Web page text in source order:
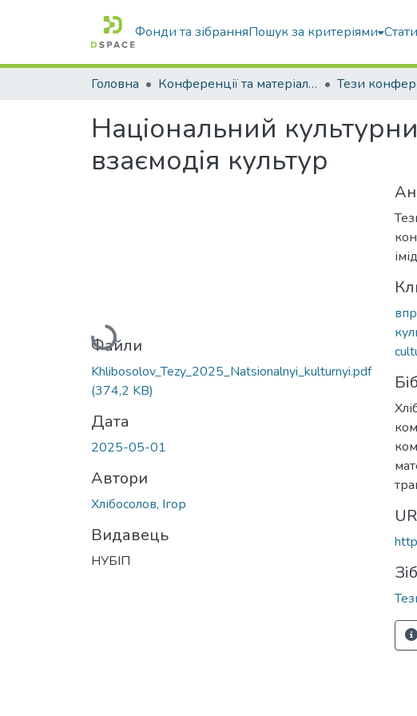
Фонди та зібранняПошук за критеріями
Головна Конференції та матеріали конференцій Тези
Національний
взаємодія культур
Вантажиться...
Файли
Khlibosolov_Tezy_2025_Natsionalnyi_kulturnyi.pdf
(374,2 KB)
Дата
2025-05-01
Автори
Хлібосолов, Ігор
Видавець
НУБІП